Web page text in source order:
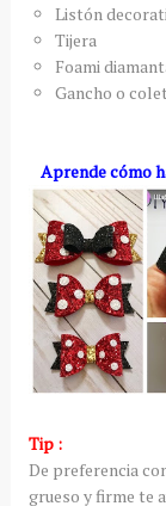
Listón
Tijera
Foami
Gancho o
Aprende cómo
Tip :
De preferencia
grueso y firme te